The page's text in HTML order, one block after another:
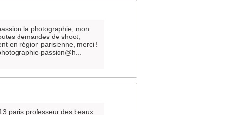
la photographie, mon
demandes de shoot,
en région parisienne, merci !
passion@h...
paris professeur des beaux